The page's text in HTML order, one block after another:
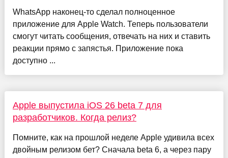
WhatsApp наконец-то сделал полноценное
приложение для Apple Watch. Теперь пользователи
смогут читать сообщения, отвечать на них и ставить
реакции прямо с запястья. Приложение пока
доступно ...
Apple выпустила iOS 26 beta 7 для
разработчиков. Когда релиз?
Помните, как на прошлой неделе Apple удивила всех
двойным релизом бет? Сначала beta 6, а через пару